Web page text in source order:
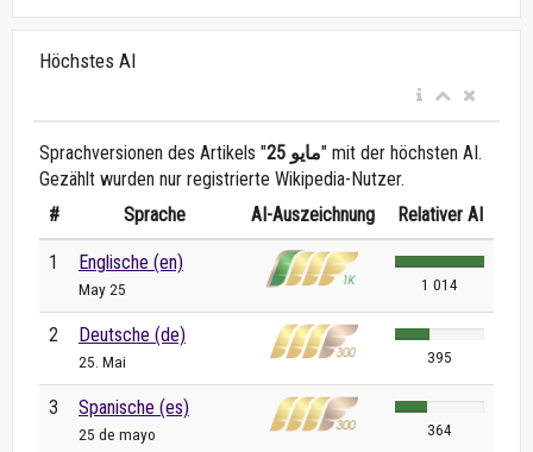
Höchstes AI
Sprachversionen des Artikels " 25 مايو" mit der höchsten AI.
Gezählt wurden nur registrierte Wikipedia-Nutzer.
#
Sprache AI-Auszeichnung Relativer AI
1 Englische (en)
May 25 1 014
2 Deutsche (de)
25. Mai 395
3 Spanische (es)
25 de mayo 364